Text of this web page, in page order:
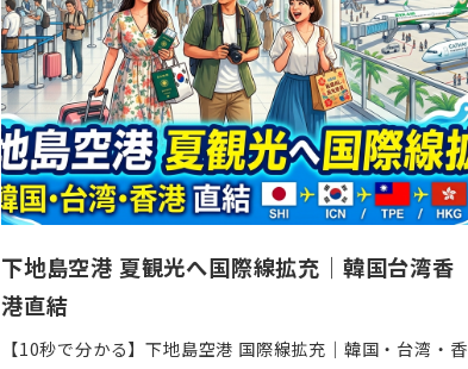
下地島空港 夏観光へ国際線拡充｜韓国台湾香
港直結
【10秒で分かる】下地島空港 国際線拡充｜韓国・台湾・香